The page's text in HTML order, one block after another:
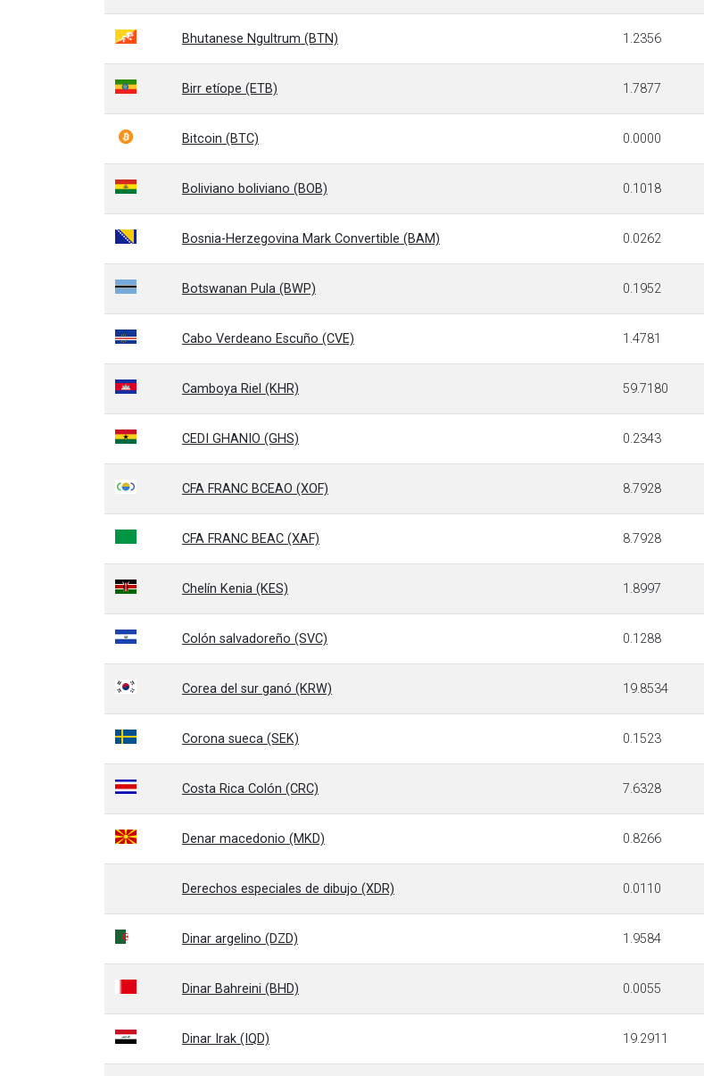
Bhutanese Ngultrum (BTN) 1.2356
Birr etíope (ETB) 1.7877
Bitcoin (BTC) 0.0000
Boliviano boliviano (BOB) 0.1018
Bosnia-Herzegovina Mark Convertible (BAM) 0.0262
Botswanan Pula (BWP) 0.1952
Cabo Verdeano Escuño (CVE) 1.4781
Camboya Riel (KHR) 59.7180
CEDI GHANIO (GHS) 0.2343
CFA FRANC BCEAO (XOF) 8.7928
CFA FRANC BEAC (XAF) 8.7928
Chelín Kenia (KES) 1.8997
Colón salvadoreño (SVC) 0.1288
Corea del sur ganó (KRW) 19.8534
Corona sueca (SEK) 0.1523
Costa Rica Colón (CRC) 7.6328
Denar macedonio (MKD) 0.8266
Derechos especiales de dibujo (XDR) 0.0110
Dinar argelino (DZD) 1.9584
Dinar Bahreini (BHD) 0.0055
Dinar Irak (IQD) 19.2911